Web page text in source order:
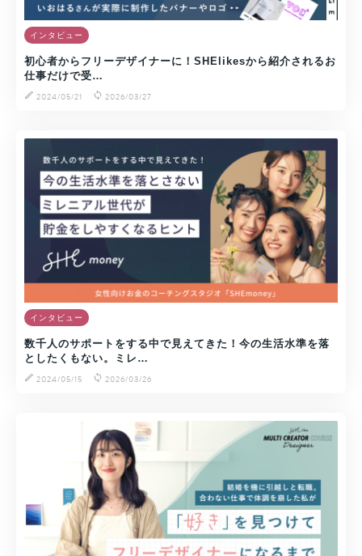
インタビュー
初心者からフリーデザイナーに！SHElikesから紹介されるお
仕事だけで受…
2024/05/21
2026/03/27
インタビュー
数千人のサポートをする中で見えてきた！今の生活水準を落
としたくもない。ミレ…
2024/05/15
2026/03/26